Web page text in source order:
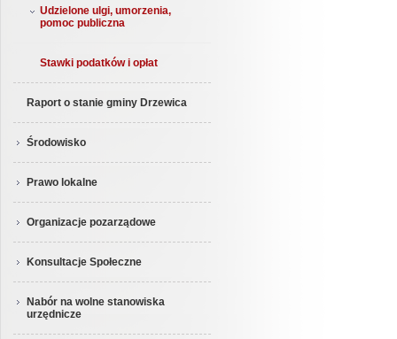
Udzielone ulgi, umorzenia,
pomoc publiczna
Stawki podatków i opłat
Raport o stanie gminy Drzewica
Środowisko
Prawo lokalne
Organizacje pozarządowe
Konsultacje Społeczne
Nabór na wolne stanowiska
urzędnicze